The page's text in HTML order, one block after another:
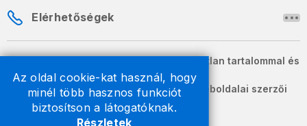
Az oldal cookie-kat használ, hogy
minél több hasznos funkciót
biztosítson a látogatóknak.
Részletek
Elérhetőségek
A honlapon szereplő információk változatlan tartalommal és
formában szabadon terjeszthetők.
2026 © A Nemzeti Adó- és Vámhivatal weboldalai szerzői
jogvédelem alatt állnak.